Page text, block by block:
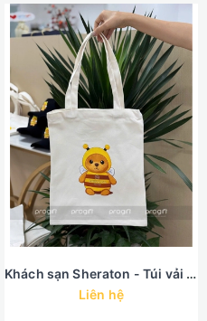
Khách sạn Sheraton - Túi vải canvas
Liên hệ